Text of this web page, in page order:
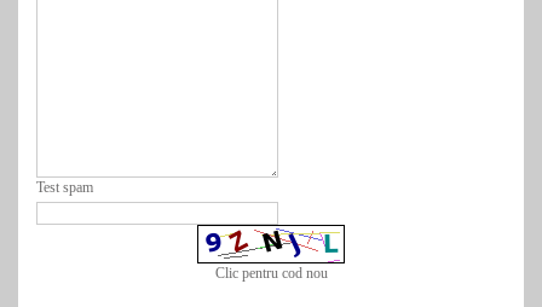
Test spam
Clic pentru cod nou